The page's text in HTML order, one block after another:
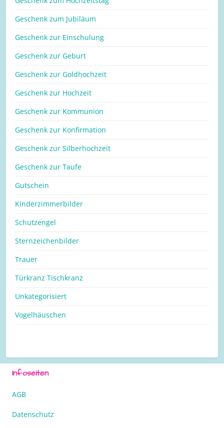
Geschenk zum Jubiläum
Geschenk zur Einschulung
Geschenk zur Geburt
Geschenk zur Goldhochzeit
Geschenk zur Hochzeit
Geschenk zur Kommunion
Geschenk zur Konfirmation
Geschenk zur Silberhochzeit
Geschenk zur Taufe
Gutschein
Kinderzimmerbilder
Schutzengel
Sternzeichenbilder
Trauer
Türkranz Tischkranz
Unkategorisiert
Vogelhäuschen
Infoseiten
AGB
Datenschutz